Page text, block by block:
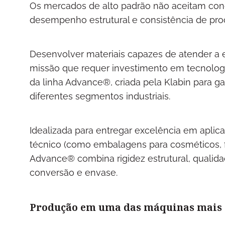
Os mercados de alto padrão não aceitam
desempenho estrutural e consistência de
Desenvolver materiais capazes de atender
missão que requer investimento em
da linha Advance®, criada pela Klabin para
diferentes segmentos industriais.
Idealizada para entregar excelência em
técnico (como embalagens para
Advance® combina rigidez estrutural,
conversão e envase.
Produção em uma das máquinas